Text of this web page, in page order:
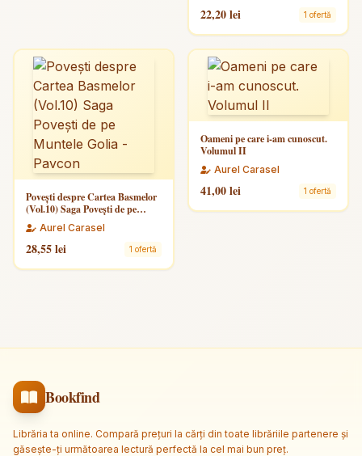
22,20 lei 1 ofertă
Povești despre Cartea Basmelor
(Vol.10) Saga Povești de pe
Muntele Golia - Pavcon
Aurel Carasel
28,55 lei 1 ofertă
Oameni pe care i-am cunoscut.
Volumul II
Aurel Carasel
41,00 lei 1 ofertă
Bookfind
Librăria ta online. Compară prețuri la cărți din toate librăriile partenere și
găsește-ți următoarea lectură perfectă la cel mai bun preț.